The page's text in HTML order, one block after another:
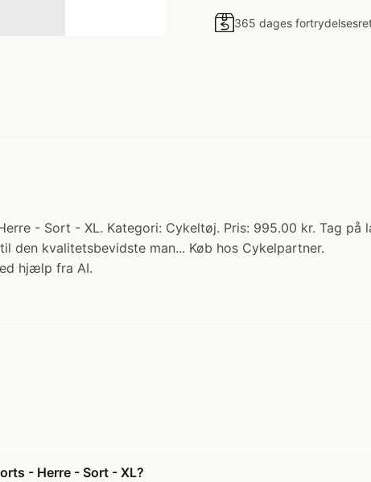
365 dages
- Sort - XL. Kategori: Cykeltøj. Pris: 995.00 kr. Tag
den kvalitetsbevidste man... Køb hos Cykelpartner.
hjælp fra AI.
- Herre - Sort - XL?